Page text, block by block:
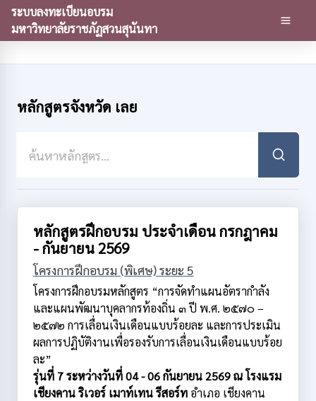
ระบบลงทะเบียนอบรม
มหาวิทยาลัยราชภัฏสวนสุนันทา
หลักสูตรจังหวัด เลย
หลักสูตรฝึกอบรม ประจำเดือน กรกฎาคม
- กันยายน 2569
โครงการฝึกอบรม (พิเศษ) ระยะ 5
โครงการฝึกอบรมหลักสูตร “การจัดทำแผนอัตรากำลัง
และแผนพัฒนาบุคลากรท้องถิ่น ๓ ปี พ.ศ. ๒๕๗๐ –
๒๕๗๒ การเลื่อนเงินเดือนแบบร้อยละ และการประเมิน
ผลการปฏิบัติงานเพื่อรองรับการเลื่อนเงินเดือนแบบร้อย
ละ”
รุ่นที่ 7 ระหว่างวันที่ 04 - 06 กันยายน 2569 ณ โรงแรม
เชียงคาน ริเวอร์ เมาท์เทน รีสอร์ท อำเภอ เชียงคาน